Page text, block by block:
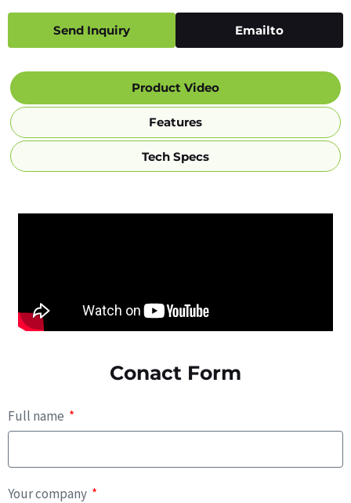
Send Inquiry Emailto
Product Video
Features
Tech Specs
Conact Form
Full name
Your company